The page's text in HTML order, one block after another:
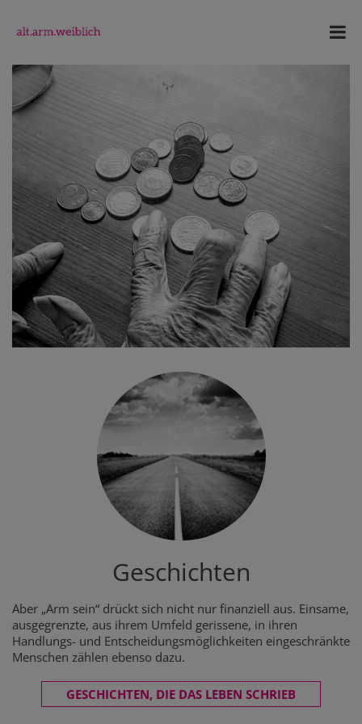
Geschichten
Aber „Arm sein“ drückt sich nicht nur finanziell aus. Einsame,
ausgegrenzte, aus ihrem Umfeld gerissene, in ihren
Handlungs- und Entscheidungsmöglichkeiten eingeschränkte
Menschen zählen ebenso dazu.
GESCHICHTEN, DIE DAS LEBEN SCHRIEB